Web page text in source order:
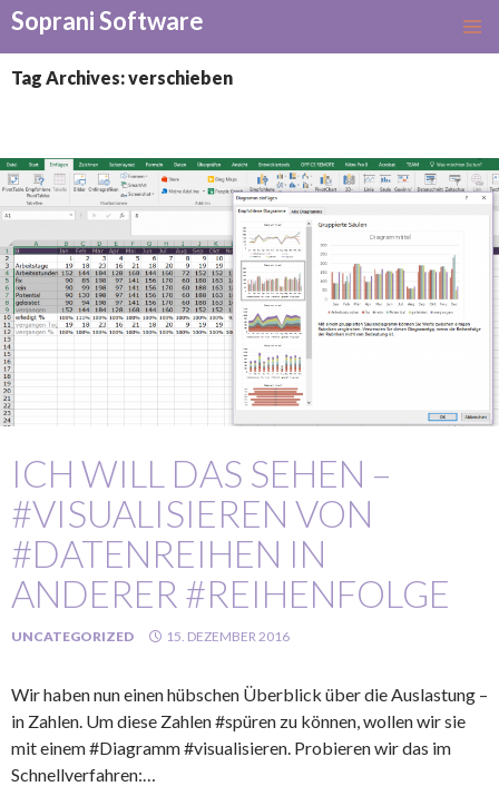
Soprani Software
TO
CONTENT
Tag Archives: verschieben
ICH WILL DAS SEHEN –
#VISUALISIEREN VON
#DATENREIHEN IN
ANDERER #REIHENFOLGE
UNCATEGORIZED 15. DEZEMBER 2016
Wir haben nun einen hübschen Überblick über die Auslastung –
in Zahlen. Um diese Zahlen #spüren zu können, wollen wir sie
mit einem #Diagramm #visualisieren. Probieren wir das im
Schnellverfahren:…